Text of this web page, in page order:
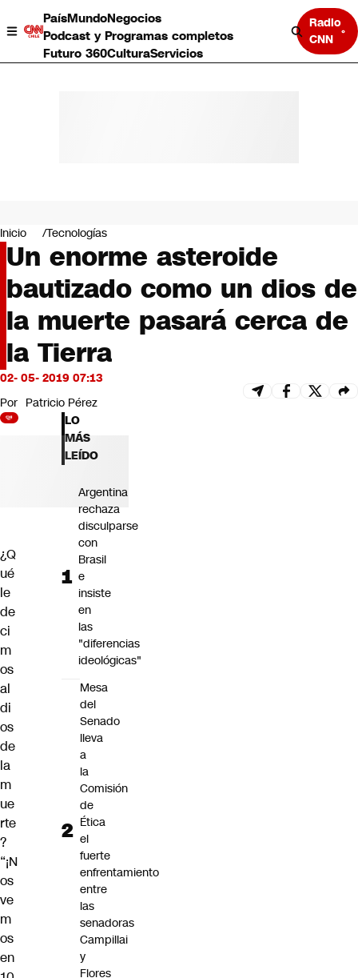
PaísMundoNegocios
Podcast y Programas completos
Futuro 360CulturaServicios
Radio
CNN
Negocios
Deportes
Programas completos
Cultura
Servicios
Bits
CNN tiempo
Futuro 360
Inicio Tecnologías
Un enorme asteroide
bautizado como un dios de
la muerte pasará cerca de
la Tierra
02- 05- 2019 07:13
Por Patricio Pérez
¿Q
ué
le
de
ci
m
os
al
di
os
de
la
m
ue
rte
?
“¡N
os
ve
m
os
en
LO
MÁS
LEÍDO
Argentina
rechaza
disculparse
con
Brasil
e
insiste
en
las
"diferencias
ideológicas"
Mesa
del
Senado
lleva
a
la
Comisión
de
Ética
el
fuerte
enfrentamiento
entre
las
senadoras
Campillai
y
Flores